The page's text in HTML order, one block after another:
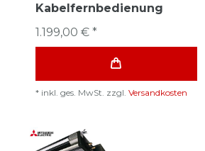
Kabelfernbedienung
1.199,00 € *
* inkl. ges. MwSt. zzgl. Versandkosten